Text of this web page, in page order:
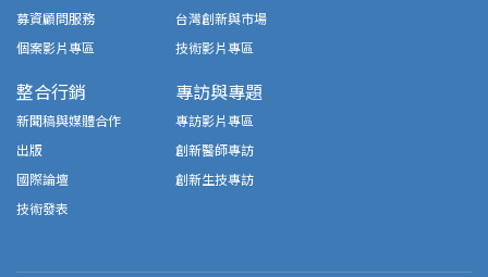
募資顧問服務
個案影片專區
整合行銷
新聞稿與媒體合作
出版
國際論壇
技術發表
台灣創新與市場
技術影片專區
專訪與專題
專訪影片專區
創新醫師專訪
創新生技專訪